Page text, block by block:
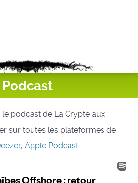
Podcast
le podcast de La Crypte aux
sur toutes les plateformes de
, Apple Podcast...